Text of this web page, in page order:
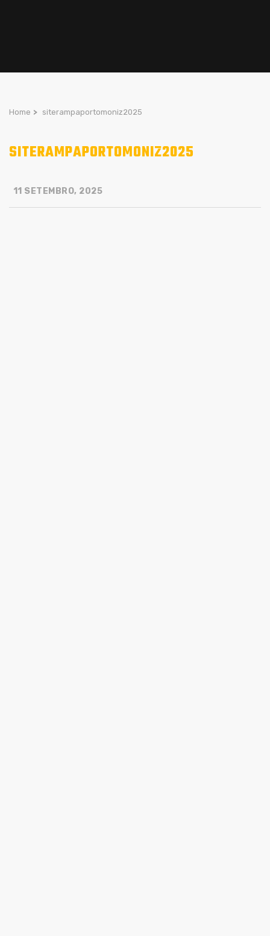
Home > siterampaportomoniz2025
SITERAMPAPORTOMONIZ2025
11 SETEMBRO, 2025